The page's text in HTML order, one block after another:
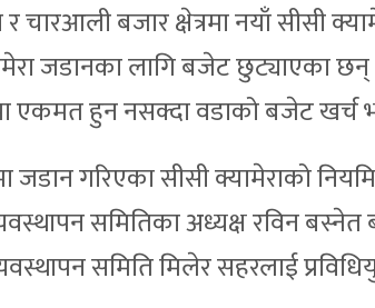
र चारआली बजार क्षेत्रमा नयाँ
जडानका लागि बजेट छुट्याएका
एकमत हुन नसक्दा वडाको बजेट खर्च
गरिएका सीसी क्यामेराको
समितिका अध्यक्ष रविन
समिति मिलेर सहरलाई